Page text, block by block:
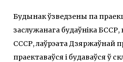
Будынак ўзведзены па
заслужанага будаўніка БССР,
СССР, лаўрэата Дзяржаўнай
праектаваўся і будаваўся ў